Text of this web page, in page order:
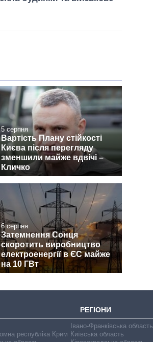
5 серпня
Вартість Плану стійкості
Києва після перегляду
зменшили майже вдвічі –
Кличко
6 серпня
Затемнення Сонця
скоротить виробництво
електроенергії в ЄС майже
на 10 ГВт
РЕГІОНИ
республіка Крим
Івано-Франківська область
Київська область